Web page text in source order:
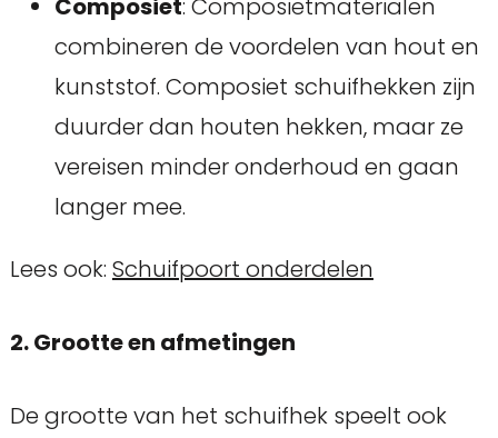
Composiet: Composietmaterialen
combineren de voordelen van hout en
kunststof. Composiet schuifhekken zijn
duurder dan houten hekken, maar ze
vereisen minder onderhoud en gaan
langer mee.
Lees ook: Schuifpoort onderdelen
2. Grootte en afmetingen
De grootte van het schuifhek speelt ook